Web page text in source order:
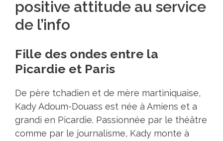
positive attitude au service
de l’info
Fille des ondes entre la
Picardie et Paris
De père tchadien et de mère martiniquaise,
Kady Adoum-Douass est née à Amiens et a
grandi en Picardie. Passionnée par le théâtre
comme par le journalisme, Kady monte à